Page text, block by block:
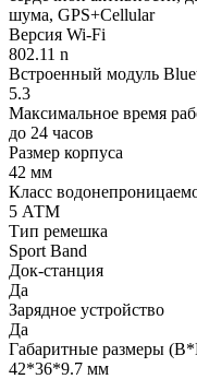
шума, GPS+Cellular
Версия Wi-Fi
802.11 n
Встроенный модуль
5.3
Максимальное время
до 24 часов
Размер корпуса
42 мм
Класс
5 АТМ
Тип ремешка
Sport Band
Док-станция
Да
Зарядное устройство
Да
Габаритные размеры
42*36*9.7 мм